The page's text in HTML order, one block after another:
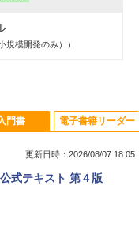
規模開発のみ））
Neo A18 Proチッ
Retinaディスプ
- 800 Robux 【限
ロブロックス | オン
門書
更新日時：2026/08/07 18:05
式テキスト 第４版
電子書籍リーダー